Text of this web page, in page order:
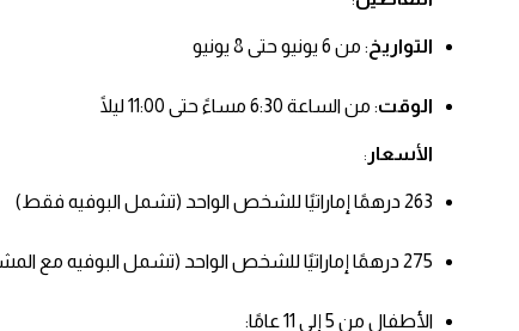
التواريخ : من 6 يونيو حتى 8 يونيو
الوقت: من الساعة 6:30 مساءً حتى 11:00 ليلًا
الأسعار :
263 درهمًا إماراتيًا للشخص الواحد (تشمل البوفيه فقط)
275 درهمًا إماراتيًا للشخص الواحد (تشمل البوفيه مع المشروبات الغازية والشاي/القهوة)
الأطفال من 5 إلى 11 عامًا: